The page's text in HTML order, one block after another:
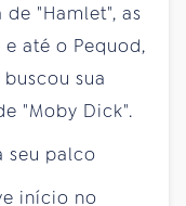
"Hamlet", as
até o Pequod,
sua
"Moby Dick".
seu palco
início no